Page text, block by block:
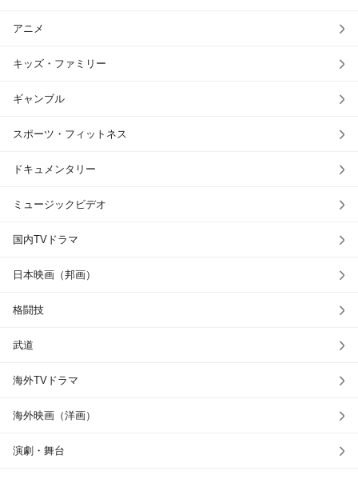
アニメ
キッズ・ファミリー
ギャンブル
スポーツ・フィットネス
ドキュメンタリー
ミュージックビデオ
国内TVドラマ
日本映画（邦画）
格闘技
武道
海外TVドラマ
海外映画（洋画）
演劇・舞台